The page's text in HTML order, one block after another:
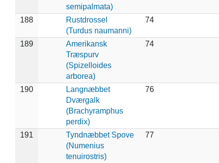
semipalmata)
188
Rustdrossel
(Turdus naumanni)
74
189
Amerikansk
Træspurv
(Spizelloides
arborea)
74
190
Langnæbbet
Dværgalk
(Brachyramphus
perdix)
76
191
Tyndnæbbet Spove
(Numenius
tenuirostris)
77